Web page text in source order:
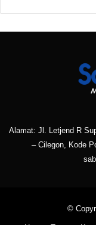
Alamat: Jl. Letjend R
– Cilegon, Kode
©